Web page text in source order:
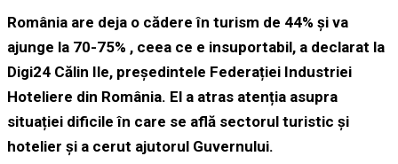
România are deja o cădere în turism de 44% și va
ajunge la 70-75% , ceea ce e insuportabil, a declarat la
Digi24 Călin Ile, președintele Federației Industriei
Hoteliere din România. El a atras atenția asupra
situației dificile în care se află sectorul turistic și
hotelier și a cerut ajutorul Guvernului.